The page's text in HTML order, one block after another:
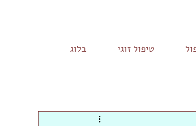
טיפול זוגי בלוג